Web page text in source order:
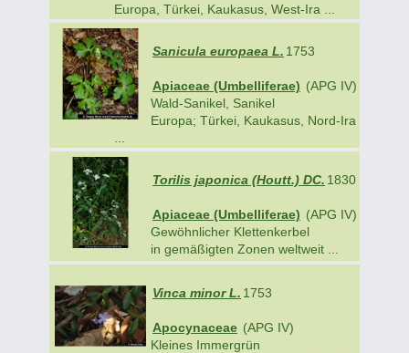
Europa, Türkei, Kaukasus, West-Ira ...
Sanicula europaea L. 1753
Apiaceae (Umbelliferae) (APG IV)
Wald-Sanikel, Sanikel
Europa; Türkei, Kaukasus, Nord-Ira
Torilis japonica (Houtt.) DC. 1830
Apiaceae (Umbelliferae) (APG IV)
Gewöhnlicher Klettenkerbel
in gemäßigten Zonen weltweit ...
Vinca minor L. 1753
Apocynaceae (APG IV)
Kleines Immergrün